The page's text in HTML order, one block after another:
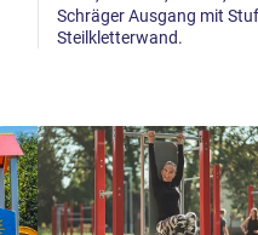
Schräger Ausgang mit
Steilkletterwand.